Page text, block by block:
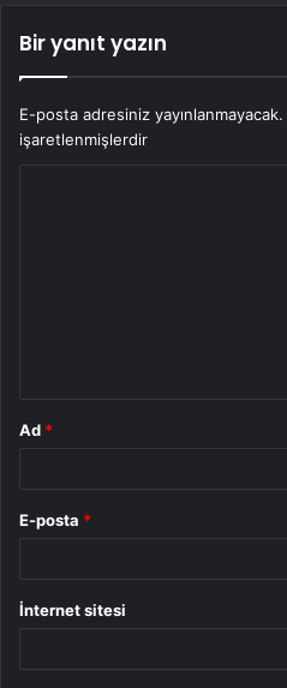
Bir yanıt yazın
E-posta adresiniz yayınlanmayacak.
işaretlenmişlerdir
Ad *
E-posta *
İnternet sitesi